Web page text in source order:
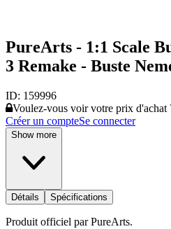
PureArts - 1:1 Scale
3 Remake - Buste
ID: 159996
Voulez-vous voir votre prix d'achat
Créer un compteSe connecter
Show more
Détails Spécifications
Produit officiel par PureArts.